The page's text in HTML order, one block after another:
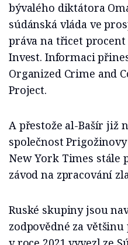
bývalého diktátora
súdánská vláda ve
práva na třicet
Invest. Informaci
Organized Crime and
Project.
A přestože al-Bašír již
společnost
New York Times stále
závod na zpracování
Ruské skupiny jsou
zodpovědné za